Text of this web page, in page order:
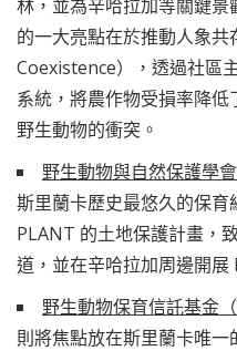
林，並為辛哈拉加等關鍵
的一大亮點在於推動人象
Coexistence），透過社區
系統，將農作物受損率降
野生動物的衝突。
野生動物與自然保護學
斯里蘭卡歷史最悠久的保
PLANT 的土地保護計畫，
道，並在辛哈拉加周邊開展
野生動物保育信託基金
則將焦點放在斯里蘭卡唯